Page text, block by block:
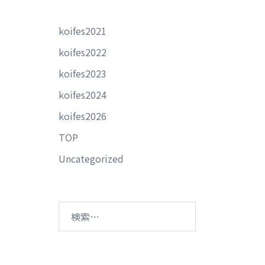
koifes2021
koifes2022
koifes2023
koifes2024
koifes2026
TOP
Uncategorized